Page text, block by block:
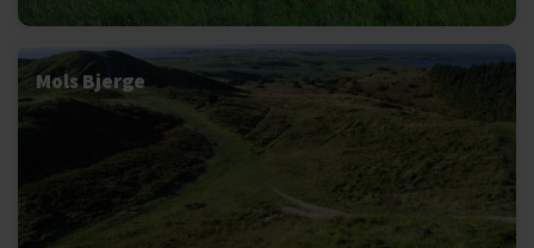
Mols Bjerge